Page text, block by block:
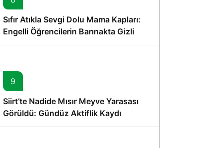
Sıfır Atıkla Sevgi Dolu Mama Kapları:
Engelli Öğrencilerin Barınakta Gizli
Dostları İçin Gönüllü Proje
9
Siirt’te Nadide Mısır Meyve Yarasası
Görüldü: Gündüz Aktiflik Kaydı